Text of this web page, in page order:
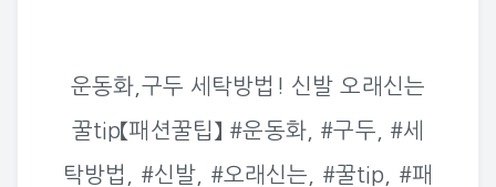
운동화,구두 세탁방법! 신발 오래신는
꿀tip【패션꿀팁】 #운동화, #구두, #세
탁방법, #신발, #오래신는, #꿀tip, #패